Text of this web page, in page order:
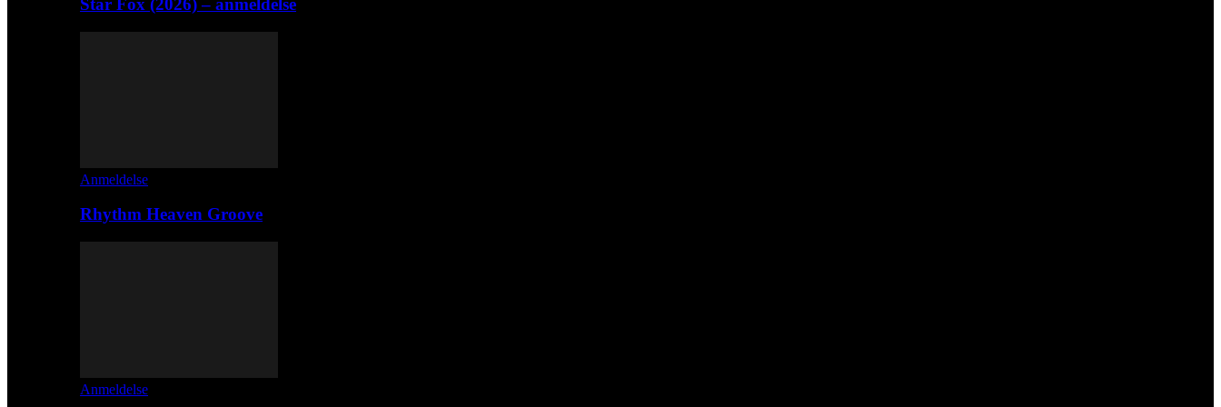
Star Fox (2026) – anmeldelse
Anmeldelse
Rhythm Heaven Groove
Anmeldelse